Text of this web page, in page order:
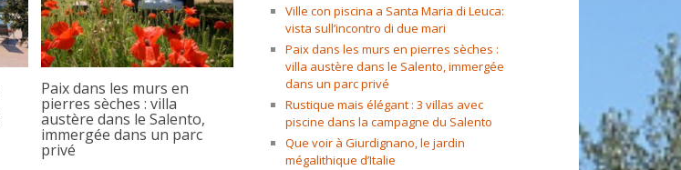
Paix dans les murs en
pierres sèches : villa
austère dans le Salento,
immergée dans un parc
privé
Ville con piscina a Santa Maria di Leuca:
vista sull’incontro di due mari
Paix dans les murs en pierres sèches :
villa austère dans le Salento, immergée
dans un parc privé
Rustique mais élégant : 3 villas avec
piscine dans la campagne du Salento
Que voir à Giurdignano, le jardin
mégalithique d’Italie